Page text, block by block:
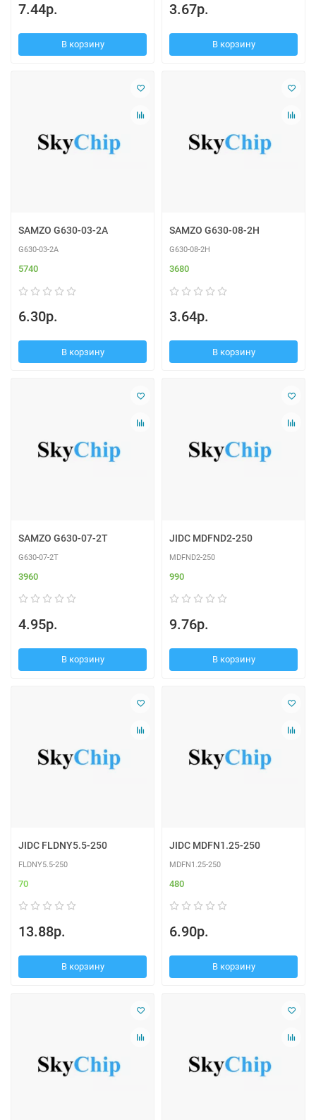
7.44р.
В корзину
3.67р.
В корзину
SAMZO G630-03-2A
G630-03-2A
5740
6.30р.
В корзину
SAMZO G630-08-2H
G630-08-2H
3680
3.64р.
В корзину
SAMZO G630-07-2T
G630-07-2T
3960
4.95р.
В корзину
JIDC MDFND2-250
MDFND2-250
990
9.76р.
В корзину
JIDC FLDNY5.5-250
FLDNY5.5-250
70
13.88р.
В корзину
JIDC MDFN1.25-250
MDFN1.25-250
480
6.90р.
В корзину